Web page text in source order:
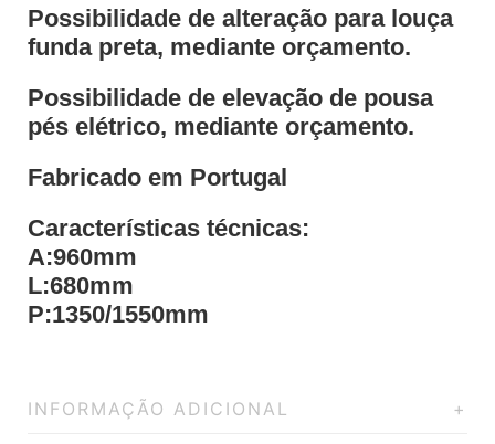
Possibilidade de alteração para louça
funda preta, mediante orçamento.
Possibilidade de elevação de pousa
pés elétrico, mediante orçamento.
Fabricado em Portugal
Características técnicas:
A:960mm
L:680mm
P:1350/1550mm
INFORMAÇÃO ADICIONAL